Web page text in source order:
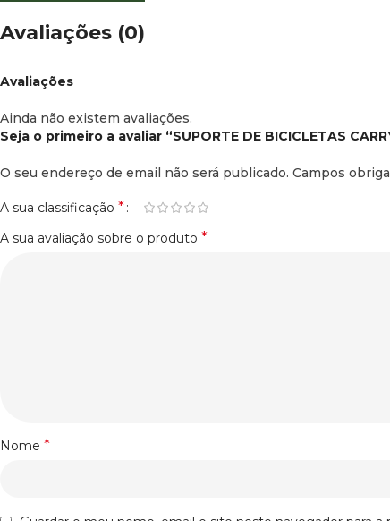
Avaliações (0)
Avaliações
Ainda não existem avaliações.
Seja o primeiro a avaliar “SUPORTE DE BICICLETAS
O seu endereço de email não será publicado. Campos
A sua classificação *
A sua avaliação sobre o produto *
Nome *